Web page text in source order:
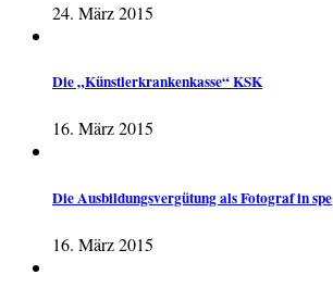
24. März 2015
Die „Künstlerkrankenkasse“ KSK
16. März 2015
Die Ausbildungsvergütung als Fotograf in spe
16. März 2015